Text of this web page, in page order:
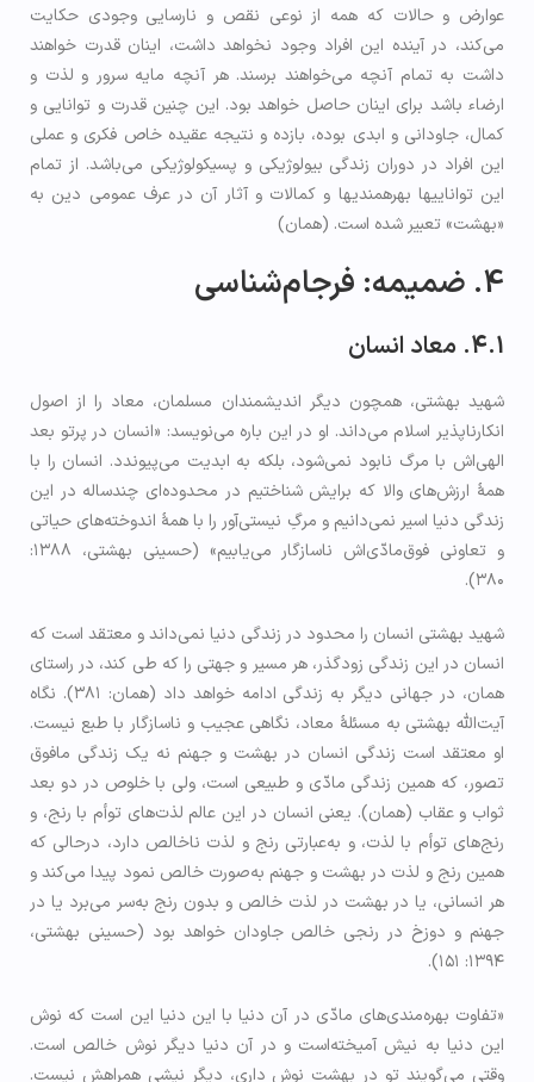
عوارض و حالات که همه از نوعی نقص و نارسایی وجودی حکایت
می‌کند، در آینده این افراد وجود نخواهد داشت، اینان قدرت خواهند
داشت به تمام آنچه می‌خواهند برسند. هر آنچه مایه سرور و لذت و
ارضاء باشد برای اینان حاصل خواهد بود. این چنین قدرت و توانایی و
كمال، جاودانی و ابدی بوده، بازده و نتیجه عقیده خاص فکری و عملی
این افراد در دوران زندگی بیولوژیکی و پسیکولوژیکی می‌باشد. از تمام
این توانایی­ها بهره­مندی­ها و کمالات و آثار آن در عرف عمومی دین به
«بهشت» تعبیر شده است. (همان)
4. ضمیمه: فرجام‌شناسی
4.1. معاد انسان
شهید بهشتی، همچون دیگر اندیشمندان مسلمان، معاد را از اصول
انکارناپذیر اسلام می‌داند. او در این باره می‌نویسد: «انسان در پرتو بعد
الهی‌اش با مرگ نابود نمی‌شود، بلکه به ابدیت می‌پیوندد. انسان را با
همۀ ارزش‌های والا که برایش شناختیم در محدوده‌ای چندساله در این
زندگی دنیا اسیر نمی‌دانیم و مرگِ نیستی‌آور را با همۀ اندوخته‌های حیاتی
و تعاونی فوق‌مادّی‌اش ناسازگار می‌یابیم» (حسینی بهشتی، ۱۳۸۸:
۳۸۰).
شهید بهشتی انسان را محدود در زندگی دنیا نمی‌داند و معتقد است که
انسان در این زندگی زودگذر، هر مسیر و جهتی را که طی کند، در راستای
همان، در جهانی دیگر به زندگی ادامه خواهد داد (همان: ۳۸۱). نگاه
آیت‌الله بهشتی به مسئلۀ معاد، نگاهی عجیب و ناسازگار با طبع نیست.
او معتقد است زندگی انسان در بهشت و جهنم نه یک زندگی مافوق
تصور، که همین زندگی مادّی و طبیعی است، ولی با خلوص در دو بعد
ثواب و عقاب (همان). یعنی انسان در این عالم لذت‌های توأم با رنج، و
رنج‌های توأم با لذت، و به‌عبارتی رنج و لذت ناخالص دارد، درحالی ‌که
همین رنج و لذت در بهشت و جهنم به‌صورت خالص نمود پیدا می‌کند و
هر انسانی، یا در بهشت در لذت خالص و بدون رنج به‌سر می‌برد یا در
جهنم و دوزخ در رنجی خالص جاودان خواهد بود (حسینی بهشتی،
۱۳۹۴: ۱۵۱).
«تفاوت بهره‌مندی‌های مادّی در آن دنیا با این دنیا این است که نوش
این دنیا به نیش آمیخته‌است و در آن دنیا دیگر نوش خالص است.
وقتی می‌گویند تو در بهشت نوش داری، دیگر نیشی همراهش نیست.